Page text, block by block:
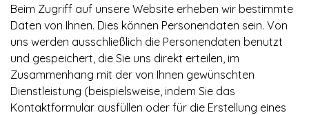
Beim Zugriff auf unsere Website erheben wir bestimmte
Daten von Ihnen. Dies können Personendaten sein. Von
uns werden ausschließlich die Personendaten benutzt
und gespeichert, die Sie uns direkt erteilen, im
Zusammenhang mit der von Ihnen gewünschten
Dienstleistung (beispielsweise, indem Sie das
Kontaktformular ausfüllen oder für die Erstellung eines